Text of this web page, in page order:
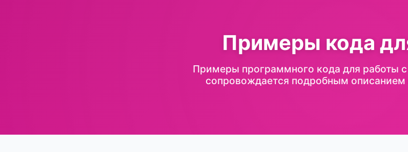
Примеры кода
Примеры программного кода для работы
сопровождается подробным описанием